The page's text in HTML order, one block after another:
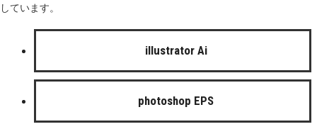
しています。
illustrator Ai
photoshop EPS